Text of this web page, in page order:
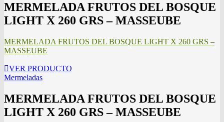
MERMELADA FRUTOS DEL BOSQUE
LIGHT X 260 GRS – MASSEUBE
MERMELADA FRUTOS DEL BOSQUE LIGHT X 260 GRS –
MASSEUBE
VER PRODUCTO
Mermeladas
MERMELADA FRUTOS DEL BOSQUE
LIGHT X 260 GRS – MASSEUBE